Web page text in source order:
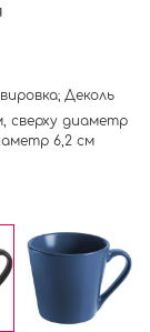
Деколь
сверху диаметр
6,2 см